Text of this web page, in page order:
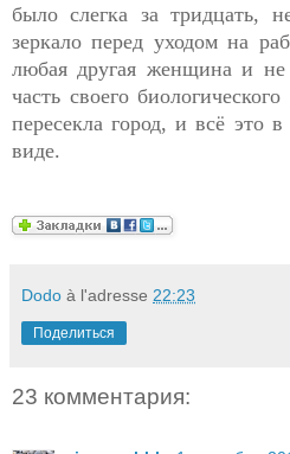
было слегка за тридцать,
зеркало перед уходом на
любая другая женщина и не
часть своего
пересекла город, и всё это
виде.
Dodo à l'adresse 22:23
Поделиться
23 комментария: